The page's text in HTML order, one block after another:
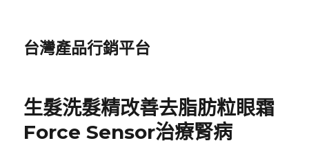
台灣產品行銷平台
生髮洗髮精改善去脂肪粒眼霜
Force Sensor治療腎病